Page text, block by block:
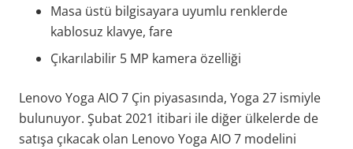
Masa üstü bilgisayara uyumlu renklerde
kablosuz klavye, fare
Çıkarılabilir 5 MP kamera özelliği
Lenovo Yoga AIO 7 Çin piyasasında, Yoga 27 ismiyle
bulunuyor. Şubat 2021 itibari ile diğer ülkelerde de
satışa çıkacak olan Lenovo Yoga AIO 7 modelini